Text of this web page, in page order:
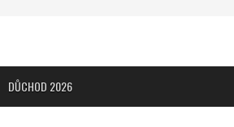
DŮCHOD 2026